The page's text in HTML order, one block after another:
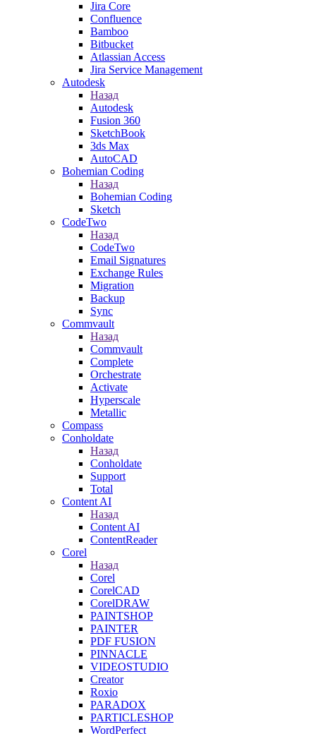
Jira Core
Confluence
Bamboo
Bitbucket
Atlassian Access
Jira Service Management
Autodesk
Назад
Autodesk
Fusion 360
SketchBook
3ds Max
AutoCAD
Bohemian Coding
Назад
Bohemian Coding
Sketch
CodeTwo
Назад
CodeTwo
Email Signatures
Exchange Rules
Migration
Backup
Sync
Commvault
Назад
Commvault
Complete
Orchestrate
Activate
Hyperscale
Metallic
Compass
Conholdate
Назад
Conholdate
Support
Total
Content AI
Назад
Content AI
ContentReader
Corel
Назад
Corel
CorelCAD
CorelDRAW
PAINTSHOP
PAINTER
PDF FUSION
PINNACLE
VIDEOSTUDIO
Creator
Roxio
PARADOX
PARTICLESHOP
WordPerfect